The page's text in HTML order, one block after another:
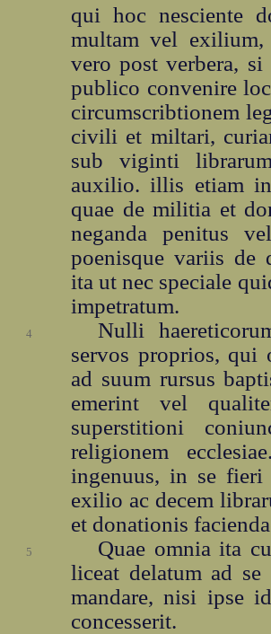
qui hoc nesciente
multam vel
vero post verbera,
publico convenire
circumscribtionem
civili et miltari,
sub viginti
auxilio. illis etiam
quae de militia et
neganda penitus
poenisque variis de
ita ut nec speciale
impetratum.
4
Nulli
servos proprios, qui
ad suum rursus
emerint vel
superstitioni
religionem
ingenuus, in se
exilio ac decem
et donationis
5
Quae omnia ita
liceat delatum ad
mandare, nisi ipse
concesserit.